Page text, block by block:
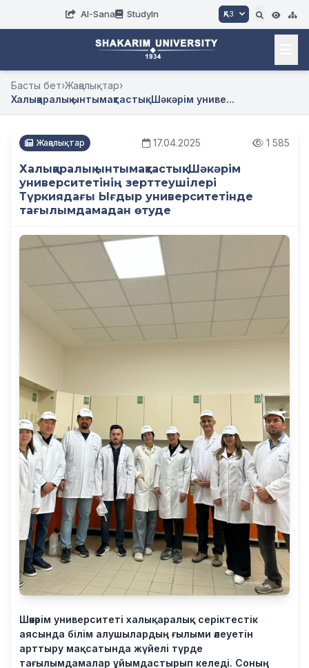
AI-Sana StudyIn ҚАЗ
Басты бет›Жаңалықтар›
Халықаралық ынтымақтастық: Шәкәрім униве...
Жаңалықтар 17.04.2025 1 585
Халықаралық ынтымақтастық: Шәкәрім
университетінің зерттеушілері
Түркиядағы Ығдыр университетінде
тағылымдамадан өтуде
Шәкәрім университеті халықаралық серіктестік
аясында білім алушылардың ғылыми әлеуетін
арттыру мақсатында жүйелі түрде
тағылымдамалар ұйымдастырып келеді. Соның